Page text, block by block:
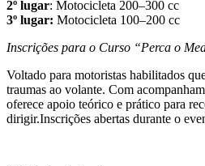
2º lugar: Motocicleta 200–300 cc
3º lugar: Motocicleta 100–200 cc
Inscrições para o Curso “Perca o
Voltado para motoristas habilitados
traumas ao volante. Com
oferece apoio teórico e prático para
dirigir.Inscrições abertas durante o